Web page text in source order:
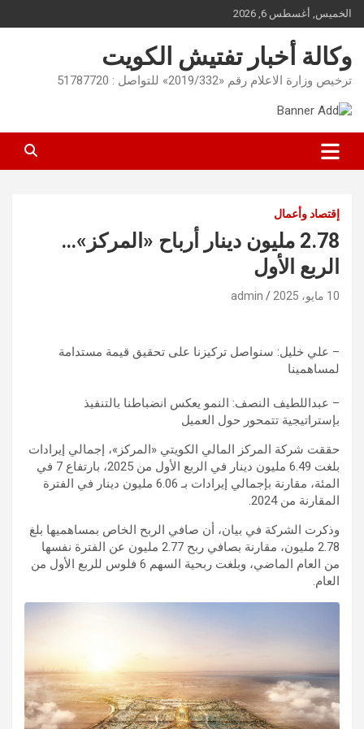
Skip
to
content
الخميس, أغسطس 6, 2026
وكالة أخبار تفتيش الكويت
ترخيص وزارة الاعلام رقم «2019/332» للتواصل : 51787720
إقتصاد وأعمال
2.78 مليون دينار أرباح «المركز»…
الربع الأول
10 مايو، 2025 admin
– علي خليل: سنواصل تركيزنا على تحقيق قيمة مستدامة
لمساهمينا
– عبداللطيف النصف: النمو يعكس انضباطنا بالتنفيذ
بإستراتيجية تتمحور حول العميل
حققت شركة المركز المالي الكويتي «المركز»، إجمالي إيرادات
بلغت 6.49 مليون دينار في الربع الأول من 2025، بارتفاع 7 في
المئة، مقارنة بإجمالي إيرادات بـ 6.06 مليون دينار في الفترة
المقارنة من 2024.
وذكرت الشركة في بيان، أن صافي الربح الخاص بمساهميها بلغ
2.78 مليون، مقارنة بصافي ربح 2.77 مليون عن الفترة نفسها
من العام الماضي، وبلغت ربحية السهم 6 فلوس للربع الأول من
العام.